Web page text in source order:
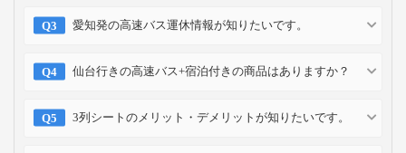
愛知発の高速バス運休情報が知りたいです。
仙台行きの高速バス+宿泊付きの商品はありますか？
3列シートのメリット・デメリットが知りたいです。